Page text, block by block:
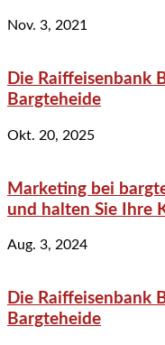
Nov. 3, 2021
Die Raiffeisenbank
Bargteheide
Okt. 20, 2025
Marketing bei
und halten Sie Ihre
Aug. 3, 2024
Die Raiffeisenbank
Bargteheide